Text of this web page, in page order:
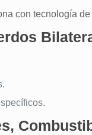
con tecnología